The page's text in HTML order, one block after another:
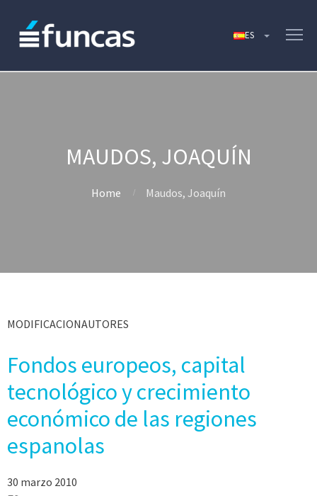
MAUDOS, JOAQUÍN
Home Maudos, Joaquín
MODIFICACIONAUTORES
Fondos europeos, capital
tecnológico y crecimiento
económico de las regiones
espanolas
30 marzo 2010